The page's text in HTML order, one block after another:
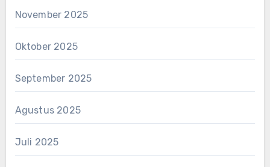
November 2025
Oktober 2025
September 2025
Agustus 2025
Juli 2025